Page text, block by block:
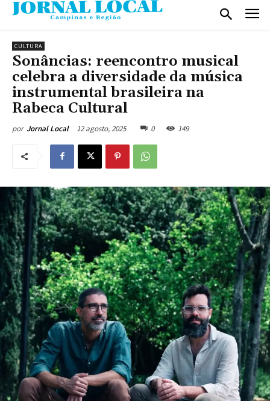
CULTURA
Sonâncias: reencontro musical
celebra a diversidade da música
instrumental brasileira na
Rabeca Cultural
por Jornal Local 12 agosto, 2025 0 149